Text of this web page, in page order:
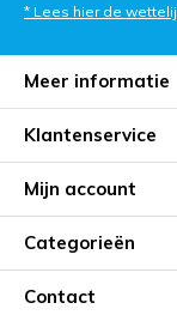
* Lees hier de
Meer informatie
Klantenservice
Mijn account
Categorieën
Contact